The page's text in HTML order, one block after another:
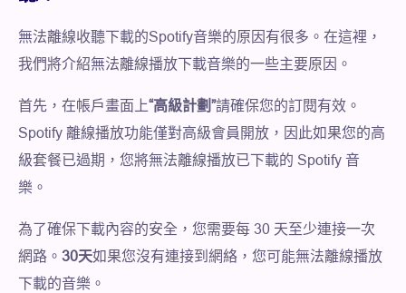
無法離線收聽下載的Spotify音樂的原因有很多。在這裡，
我們將介紹無法離線播放下載音樂的一些主要原因。
首先，在帳戶畫面上“高級計劃”請確保您的訂閱有效。
Spotify 離線播放功能僅對高級會員開放，因此如果您的高
級套餐已過期，您將無法離線播放已下載的 Spotify 音
樂。
為了確保下載內容的安全，您需要每 30 天至少連接一次
網路。 30天如果您沒有連接到網絡，您可能無法離線播放
下載的音樂。